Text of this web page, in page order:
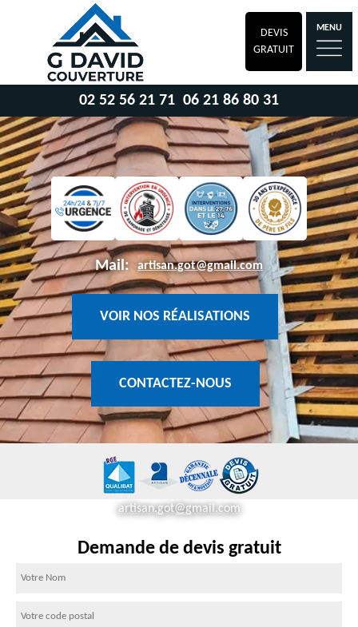
DEVIS
GRATUIT
MENU
02 52 56 21 71 06 21 86 80 31
Mail: artisan.got@gmail.com
VOIR NOS RÉALISATIONS
CONTACTEZ-NOUS
artisan.got@gmail.com
Demande de devis gratuit